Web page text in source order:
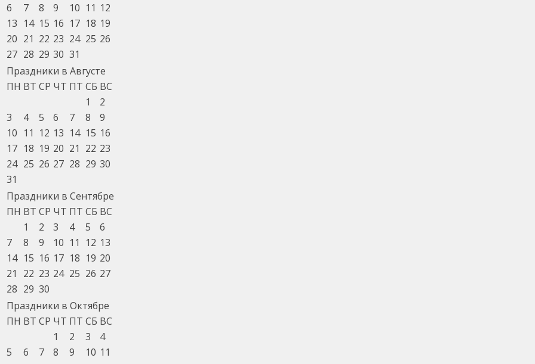
6
7 8 9 10 11 12
13 14 15 16 17 18 19
20 21 22 23 24 25 26
27 28 29 30 31
Праздники в Августе
ПН ВТ СР ЧТ ПТ СБ ВС
1
2
3
4 5 6 7 8
9
10 11 12 13 14 15 16
17 18 19 20 21 22 23
24 25 26 27 28 29 30
31
Праздники в Сентябре
ПН ВТ СР ЧТ ПТ СБ ВС
1
2 3 4 5
6
7
8 9 10 11 12 13
14 15 16 17 18 19 20
21
22 23 24 25 26 27
28 29 30
Праздники в Октябре
ПН ВТ СР ЧТ ПТ СБ ВС
1
2 3
4
5
6 7 8 9 10 11